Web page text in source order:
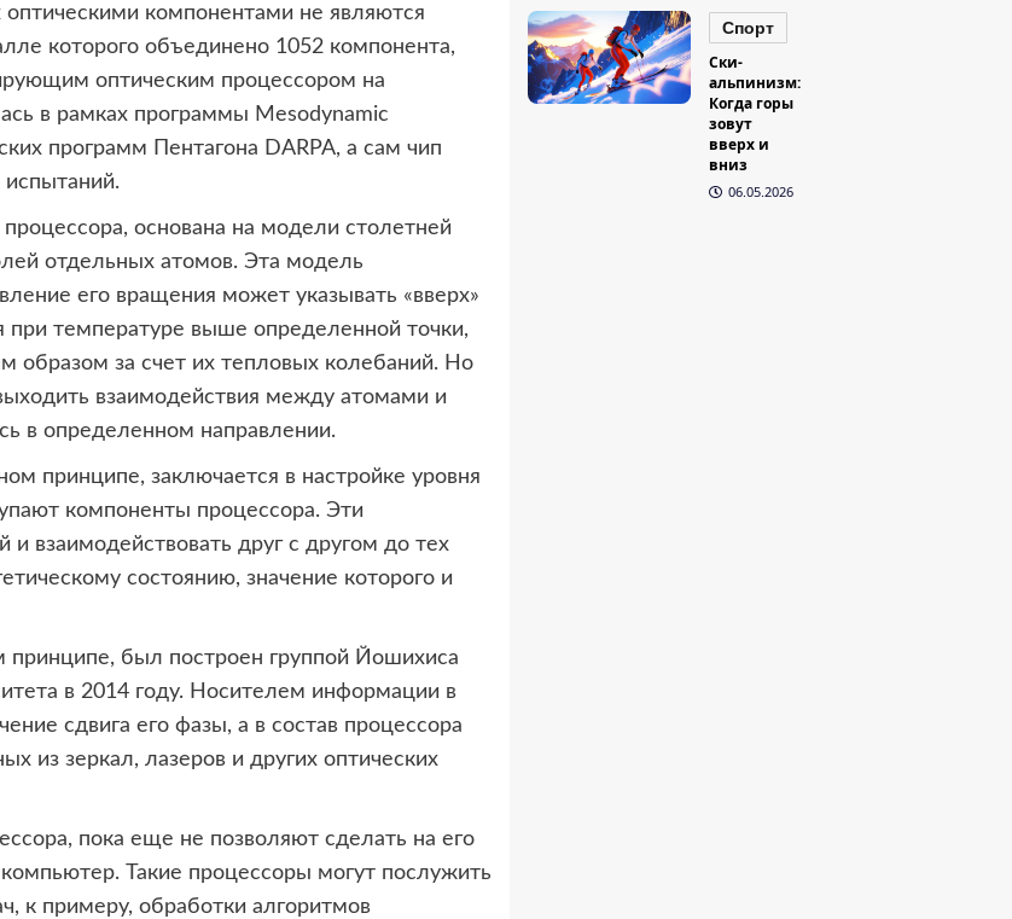
компонентами не являются
которого объединено 1052 компонента,
оптическим процессором на
в рамках программы Mesodynamic
программ Пентагона DARPA, а сам чип
испытаний.
основана на модели столетней
отдельных атомов. Эта модель
его вращения может указывать «вверх»
при температуре выше определенной точки,
образом за счет их тепловых колебаний. Но
взаимодействия между атомами и
в определенном направлении.
принципе, заключается в настройке уровня
компоненты процессора. Эти
взаимодействовать друг с другом до тех
состоянию, значение которого и
принципе, был построен группой Йошихиса
в 2014 году. Носителем информации в
сдвига его фазы, а в состав процессора
из зеркал, лазеров и других оптических
пока еще не позволяют сделать на его
Такие процессоры могут послужить
к примеру, обработки алгоритмов
Спорт
Ски-
альпинизм:
Когда горы
зовут
вверх и
вниз
06.05.2026